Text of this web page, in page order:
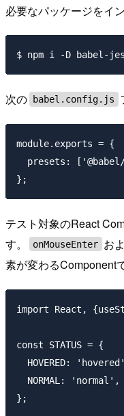
必要なパッケージをイ
次の babel.config.js
module.exports = {
presets:
テスト対象のReact
す。
onMouseEnter お
素が変わるComponentで
import React,
const STATUS = {
HOVERED:
  NORMAL: 'normal',
};